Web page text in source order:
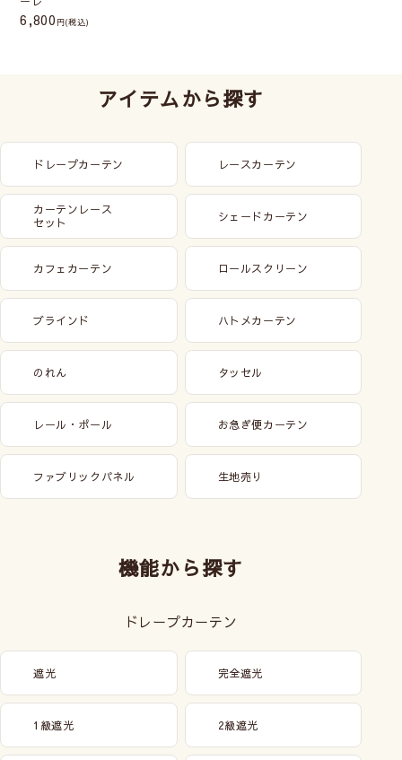
6,800 (税込)
アイテムから探す
ドレープカーテン レースカーテン
カーテンレース
セット
シェードカーテン
カフェカーテン ロールスクリーン
ブラインド ハトメカーテン
のれん タッセル
レール・ポール お急ぎ便カーテン
ファブリックパネル 生地売り
機能から探す
ドレープカーテン
遮光 完全遮光
1級遮光 2級遮光